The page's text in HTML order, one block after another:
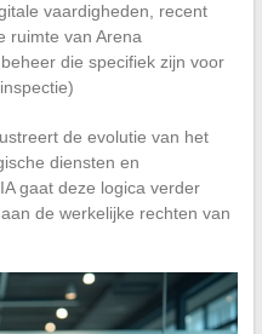
vaardigheden, recent
ruimte van Arena
die specifiek zijn voor
de evolutie van het
diensten en
gaat deze logica verder
de werkelijke rechten van